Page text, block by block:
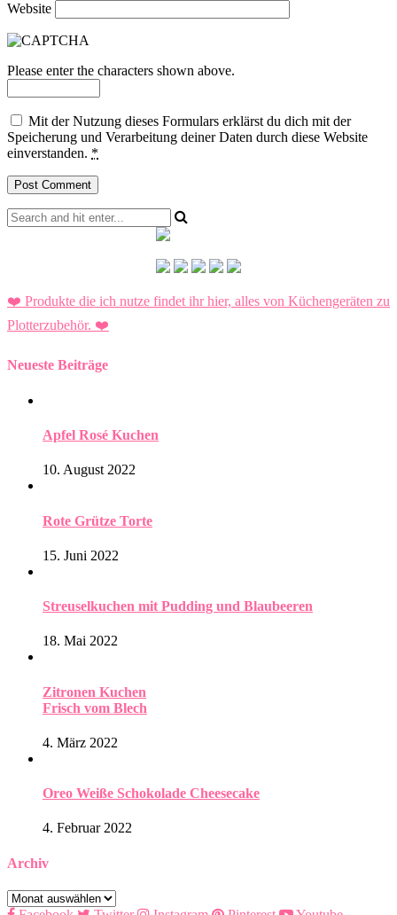
Website
Please enter the characters shown above.
Mit der Nutzung dieses Formulars erklärst du dich mit der
Speicherung und Verarbeitung deiner Daten durch diese Website
einverstanden. *
❤️ Produkte die ich nutze findet ihr hier, alles von Küchengeräten zu
Plotterzubehör. ❤️
Neueste Beiträge
Apfel Rosé Kuchen
10. August 2022
Rote Grütze Torte
15. Juni 2022
Streuselkuchen mit Pudding und Blaubeeren
18. Mai 2022
Zitronen Kuchen
Frisch vom Blech
4. März 2022
Oreo Weiße Schokolade Cheesecake
4. Februar 2022
Archiv
Archiv